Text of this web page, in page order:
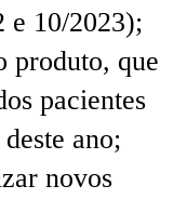
e 10/2023);
produto, que
pacientes
ano;
novos